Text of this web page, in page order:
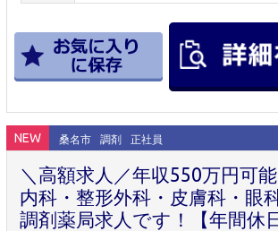
NEW 桑名市 調剤 正社員
＼高額求人／年収550万円可
内科・整形外科・皮膚科・眼
調剤薬局求人です！【年間休